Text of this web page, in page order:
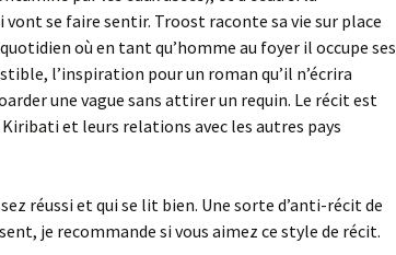
se faire sentir. Troost raconte sa vie sur place
où en tant qu’homme au foyer il occupe ses
l’inspiration pour un roman qu’il n’écrira
une vague sans attirer un requin. Le récit est
et leurs relations avec les autres pays
réussi et qui se lit bien. Une sorte d’anti-récit de
je recommande si vous aimez ce style de récit.